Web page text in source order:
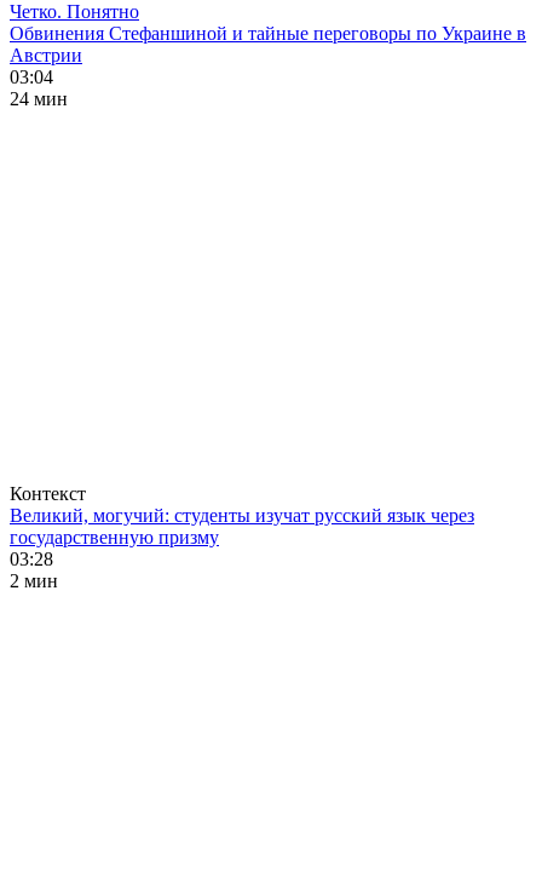
Четко. Понятно
Обвинения Стефаншиной и тайные переговоры по Украине в
Австрии
03:04
24 мин
Контекст
Великий, могучий: студенты изучат русский язык через
государственную призму
03:28
2 мин